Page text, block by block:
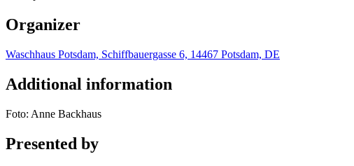
Organizer
Waschhaus Potsdam, Schiffbauergasse 6, 14467 Potsdam, DE
Additional information
Foto: Anne Backhaus
Presented by